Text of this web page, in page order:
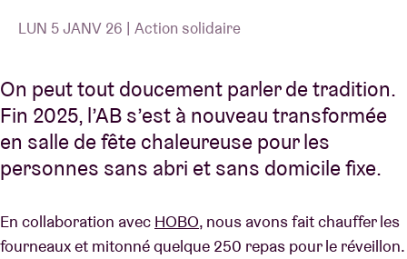
À propos de l'AB
Contact
LUN 5 JANV 26 | Action solidaire
On peut tout doucement parler de tradition.
Fin 2025, l’AB s’est à nouveau transformée
en salle de fête chaleureuse pour les
personnes sans abri et sans domicile fixe.
En collaboration avec HOBO, nous avons fait chauffer les
fourneaux et mitonné quelque 250 repas pour le réveillon.